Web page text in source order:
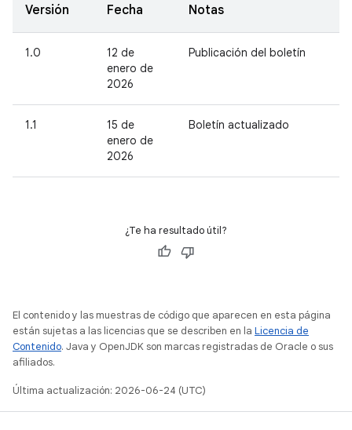
Versión Fecha Notas
1.0
12 de
enero de
2026
Publicación del boletín
1.1
15 de
enero de
2026
Boletín actualizado
¿Te ha resultado útil?
El contenido y las muestras de código que aparecen en esta página
están sujetas a las licencias que se describen en la Licencia de
Contenido. Java y OpenJDK son marcas registradas de Oracle o sus
afiliados.
Última actualización: 2026-06-24 (UTC)